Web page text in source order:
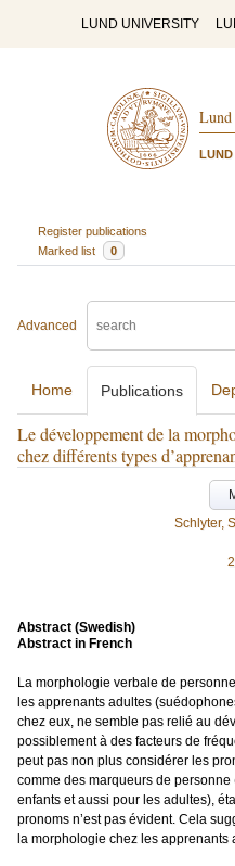
LUND UNIVERSITY
Lund
Register publications
Marked list
0
Advanced
Home Publications
Le développement de la
chez différents types
Schlyter,
Abstract (Swedish)
Abstract in French
La morphologie verbale de
les apprenants adultes
chez eux, ne semble pas relié au
possiblement à des facteurs de
peut pas non plus considérer les
comme des marqueurs de
enfants et aussi pour les adultes),
pronoms n’est pas évident. Cela
la morphologie chez les apprenants